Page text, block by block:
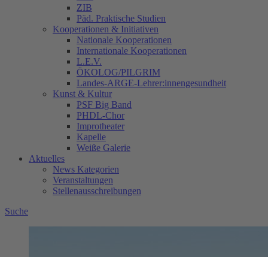
ZIB
Päd. Praktische Studien
Kooperationen & Initiativen
Nationale Kooperationen
Internationale Kooperationen
L.E.V.
ÖKOLOG/PILGRIM
Landes-ARGE-Lehrer:innengesundheit
Kunst & Kultur
PSF Big Band
PHDL-Chor
Improtheater
Kapelle
Weiße Galerie
Aktuelles
News Kategorien
Veranstaltungen
Stellenausschreibungen
Suche